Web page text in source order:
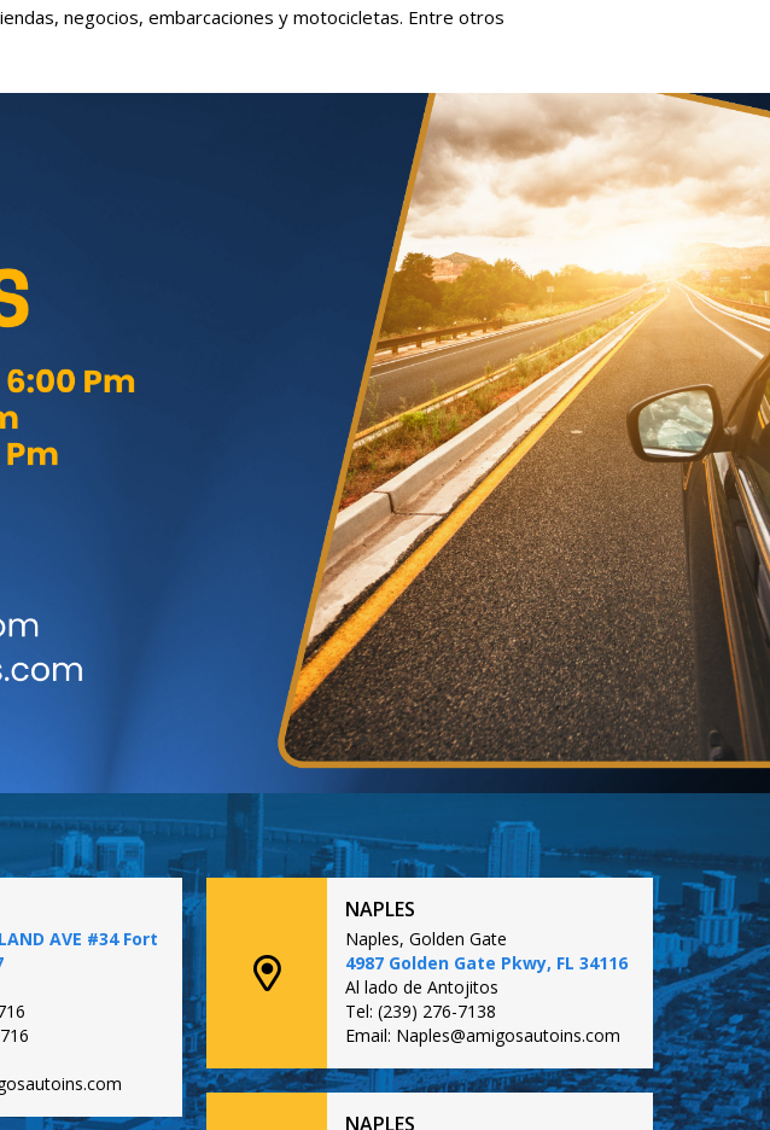
negocios, embarcaciones y motocicletas. Entre otros
AVE #34 Fort
NAPLES
Naples, Golden Gate
4987 Golden Gate Pkwy, FL 34116
Al lado de Antojitos
Tel: (239) 276-7138
Email: Naples@amigosautoins.com
NAPLES